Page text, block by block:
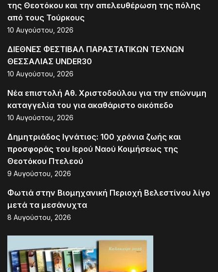
της Θεοτόκου και την απελευθέρωση της πόλης
από τους Τούρκους
10 Αυγούστου, 2026
ΔΙΕΘΝΕΣ ΦΕΣΤΙΒΑΛ ΠΑΡΑΣΤΑΤΙΚΩΝ ΤΕΧΝΩΝ
ΘΕΣΣΑΛΙΑΣ UNDER30
10 Αυγούστου, 2026
Νέα επιστολή Αθ. Χριστοδούλου για την επώνυμη
καταγγελία του για ακαθάριστο οικόπεδο
10 Αυγούστου, 2026
Δημητριάδος Ιγνάτιος: 100 χρόνια ζωής και
προσφοράς του Ιερού Ναού Κοιμήσεως της
Θεοτόκου Πτελεού
9 Αυγούστου, 2026
Φωτιά στην Βιομηχανική Περιοχή Βελεστίνου λίγο
μετά τα μεσάνυχτα
8 Αυγούστου, 2026